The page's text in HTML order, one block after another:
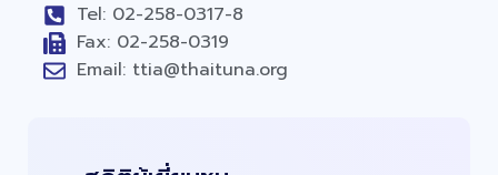
Tel: 02-258-0317-8
Fax: 02-258-0319
Email: ttia@thaituna.org